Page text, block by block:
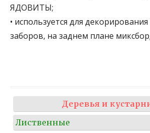
ЯДОВИТЫ;
• используется для
заборов, на заднем плане
Деревья и
Лиственные